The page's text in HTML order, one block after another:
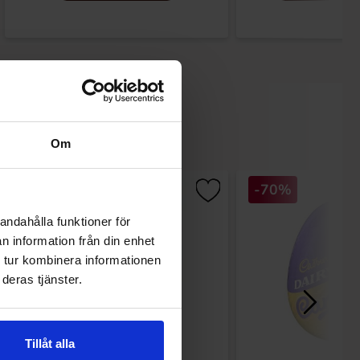
Om
funktioner för
information från din enhet
kombinera informationen
tjänster.
Tillåt alla
-70%